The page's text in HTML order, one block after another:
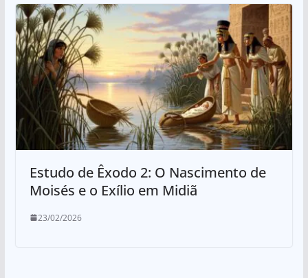
Estudo de Êxodo 2: O Nascimento de
Moisés e o Exílio em Midiã
23/02/2026